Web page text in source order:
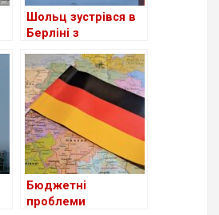
Шольц зустрівся в
Берліні з
Бюджетні
проблеми